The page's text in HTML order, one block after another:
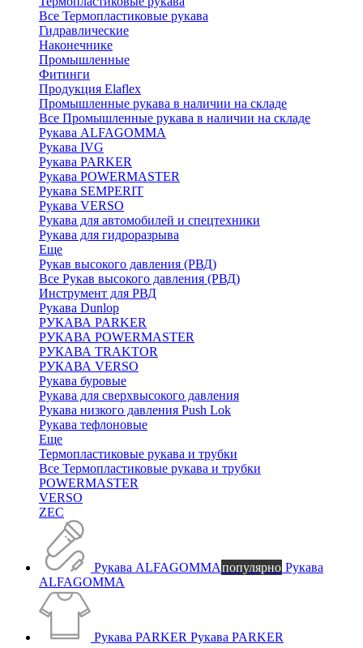
Все Термопластиковые рукава
Гидравлические
Наконечнике
Промышленные
Фитинги
Продукция Elaflex
Промышленные рукава в наличии на складе
Все Промышленные рукава в наличии на складе
Рукава ALFAGOMMA
Рукава IVG
Рукава PARKER
Рукава POWERMASTER
Рукава SEMPERIT
Рукава VERSO
Рукава для автомобилей и спецтехники
Рукава для гидроразрыва
Еще
Рукав высокого давления (РВД)
Все Рукав высокого давления (РВД)
Инструмент для РВД
Рукава Dunlop
РУКАВА PARKER
РУКАВА POWERMASTER
РУКАВА TRAKTOR
РУКАВА VERSO
Рукава буровые
Рукава для сверхвысокого давления
Рукава низкого давления Push Lok
Рукава тефлоновые
Еще
Термопластиковые рукава и трубки
Все Термопластиковые рукава и трубки
POWERMASTER
VERSO
ZEC
Рукава ALFAGOMMAпопулярно Рукава
ALFAGOMMA
Рукава PARKER Рукава PARKER